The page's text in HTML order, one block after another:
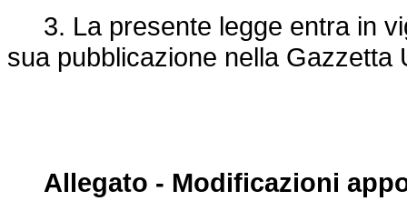
3. La presente legge entra in
sua pubblicazione nella Gazzetta
Allegato - Modificazioni